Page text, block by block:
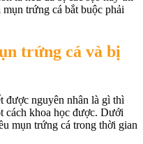
trứng cá bắt buộc phải
trứng cá và bị
được nguyên nhân là gì thì
cách khoa học được. Dưới
mụn trứng cá trong thời gian